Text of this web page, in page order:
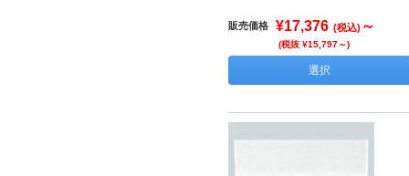
販売価格 ¥17,376 (税込) ～
(税抜 ¥15,797～)
選択